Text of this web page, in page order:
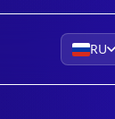
RU